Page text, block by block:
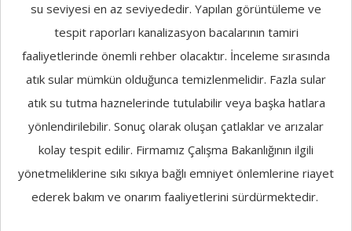
su seviyesi en az seviyededir. Yapılan görüntüleme ve
tespit raporları kanalizasyon bacalarının tamiri
faaliyetlerinde önemli rehber olacaktır. İnceleme sırasında
atık sular mümkün olduğunca temizlenmelidir. Fazla sular
atık su tutma haznelerinde tutulabilir veya başka hatlara
yönlendirilebilir. Sonuç olarak oluşan çatlaklar ve arızalar
kolay tespit edilir. Firmamız Çalışma Bakanlığının ilgili
yönetmeliklerine sıkı sıkıya bağlı emniyet önlemlerine riayet
ederek bakım ve onarım faaliyetlerini sürdürmektedir.